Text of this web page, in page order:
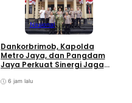
Nasional
Dankorbrimob, Kapolda
Metro Jaya, dan Pangdam
Jaya Perkuat Sinergi Jaga
6 jam lalu